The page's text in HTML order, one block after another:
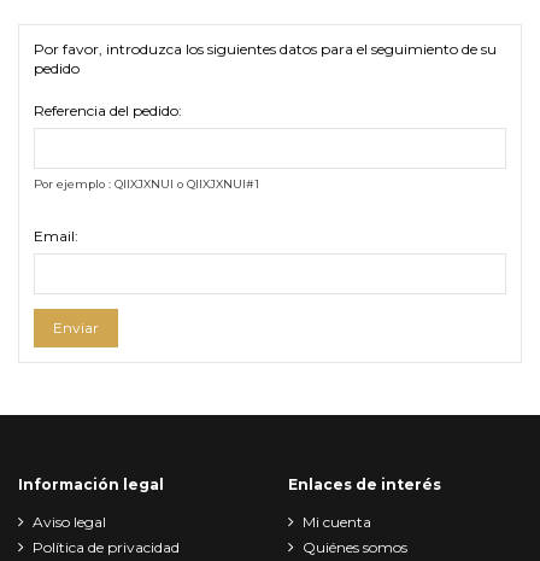
Por favor, introduzca los siguientes datos para el seguimiento de su
pedido
Referencia del pedido:
Por ejemplo : QIIXJXNUI o QIIXJXNUI#1
Email:
Enviar
Información legal
Aviso legal
Política de privacidad
Enlaces de interés
Mi cuenta
Quiénes somos